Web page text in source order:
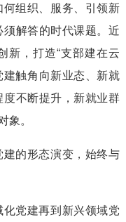
组织、服务、引领新
解答的时代课题。近
新，打造“支部建在云
建触角向新业态、新就
不断提升，新就业群
象。
的形态演变，始终与
党建再到新兴领域党